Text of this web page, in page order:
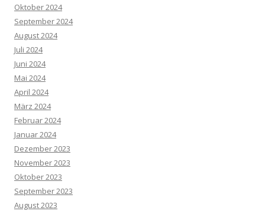
Oktober 2024
September 2024
August 2024
Juli 2024
Juni 2024
Mai 2024
April 2024
März 2024
Februar 2024
Januar 2024
Dezember 2023
November 2023
Oktober 2023
September 2023
August 2023